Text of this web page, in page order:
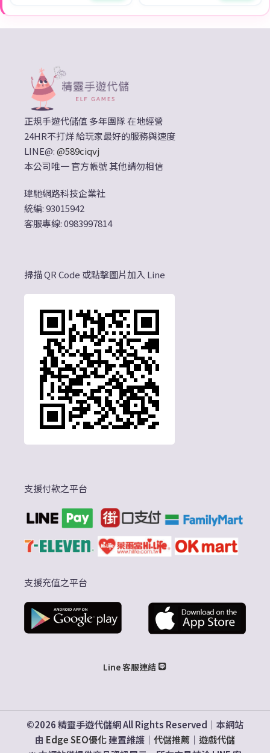
正規手遊代儲值 多年團隊 在地經營
24HR不打烊 給玩家最好的服務與速度
LINE@:@589ciqvj
本公司唯一 官方帳號 其他請勿相信
瑋馳網路科技企業社
統編: 93015942
客服專線: 0983997814
掃描 QR Code 或點擊圖片加入 Line
支援付款之平台
支援充值之平台
Line 客服連結
©2026 精靈手遊代儲網 All Rights Reserved｜本網站
由 Edge SEO優化建置維護｜ 代儲推薦｜ 遊戲代儲